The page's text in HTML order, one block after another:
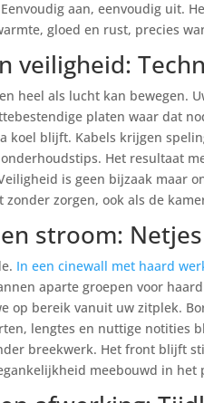
aan, eenvoudig uit.
gloed en rust, precies
veiligheid:
heel als lucht kan bewegen.
platen waar dat
koel blijft. Kabels krijgen
Het resultaat
is geen bijzaak maar
zonder zorgen, ook als de
stroom:
In een cinewall met haard
aparte groepen voor
op bereik vanuit uw zitplek.
lengtes en nuttige notities
breekwerk. Het front blijft
meebouwd in het